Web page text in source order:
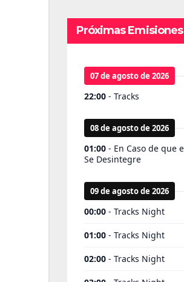
Próximas Emisiones